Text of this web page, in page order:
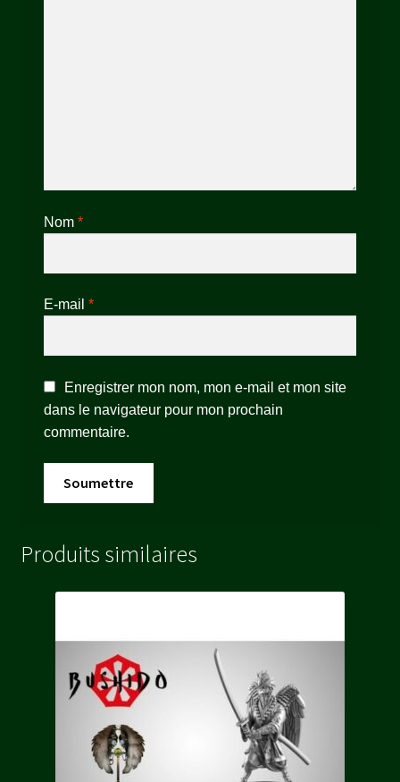
Nom *
E-mail *
Enregistrer mon nom, mon e-mail et mon site
dans le navigateur pour mon prochain
commentaire.
Produits similaires